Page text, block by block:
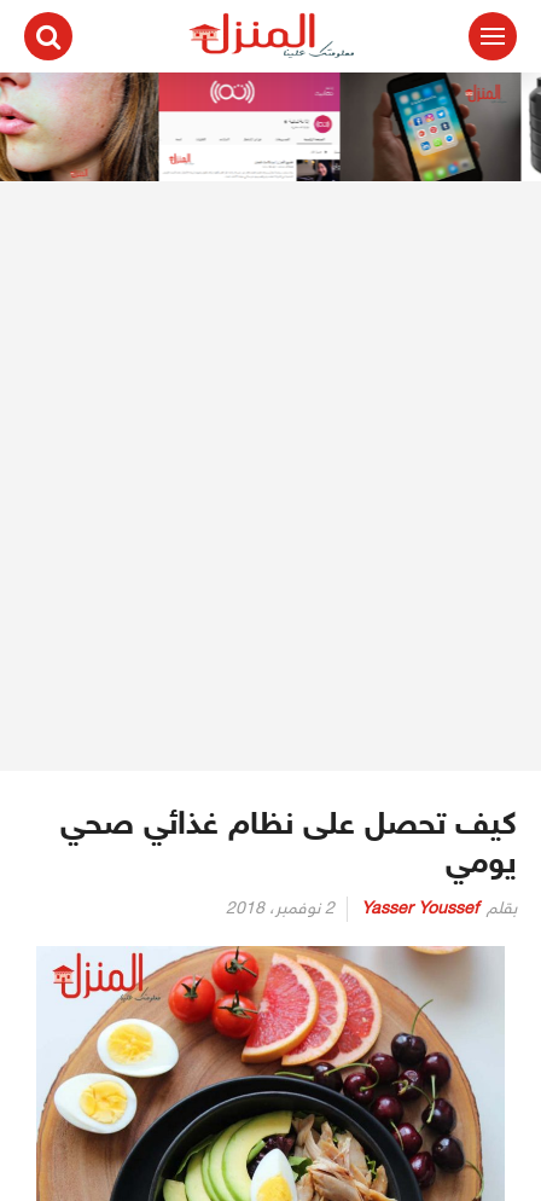
التجاوز
المحتوى
كيف تحصل على نظام غذائي صحي
يومي
بقلم Yasser Youssef 2 نوفمبر، 2018